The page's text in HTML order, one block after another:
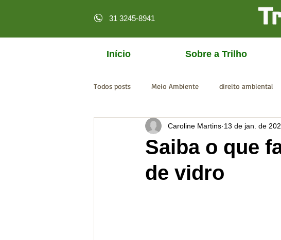
31 3245-8941
Início Sobre a Trilho
Todos posts Meio Ambiente direito ambiental
licenciamento online MPF CGU
Saiba o que
de vidro
Caroline Martins 13 de jan. de